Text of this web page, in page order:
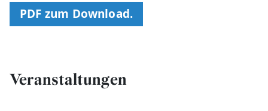
PDF zum Download.
Veranstaltungen